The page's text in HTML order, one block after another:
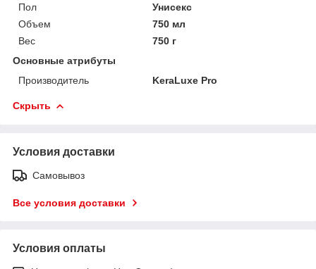
Пол
Унисекс
Объем
750 мл
Вес
750 г
Основные атрибуты
Производитель
KeraLuxe Pro
Скрыть
Условия доставки
Самовывоз
Все условия доставки
Условия оплаты